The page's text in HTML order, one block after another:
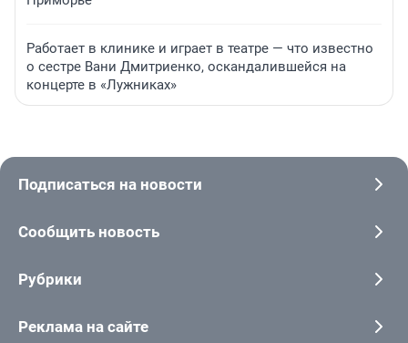
Работает в клинике и играет в театре — что известно
о сестре Вани Дмитриенко, оскандалившейся на
концерте в «Лужниках»
Подписаться на новости
Сообщить новость
Рубрики
Реклама на сайте